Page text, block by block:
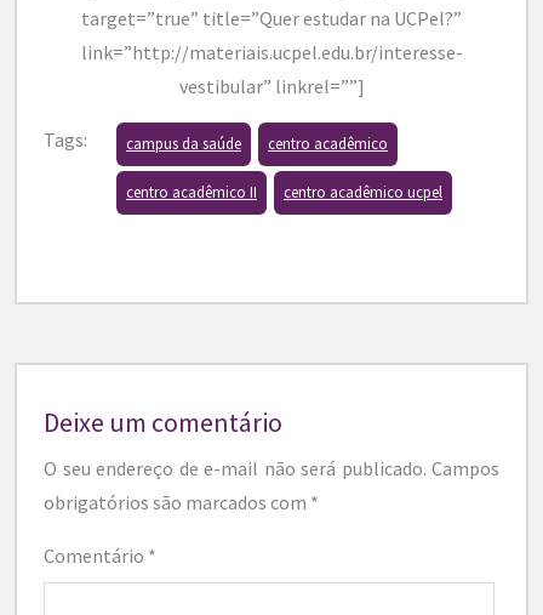
target=”true” title=”Quer estudar na UCPel?”
link=”http://materiais.ucpel.edu.br/interesse-
vestibular” linkrel=””]
Tags: campus da saúde centro acadêmico
centro acadêmico II centro acadêmico ucpel
Deixe um comentário
O seu endereço de e-mail não será publicado. Campos
obrigatórios são marcados com *
Comentário *